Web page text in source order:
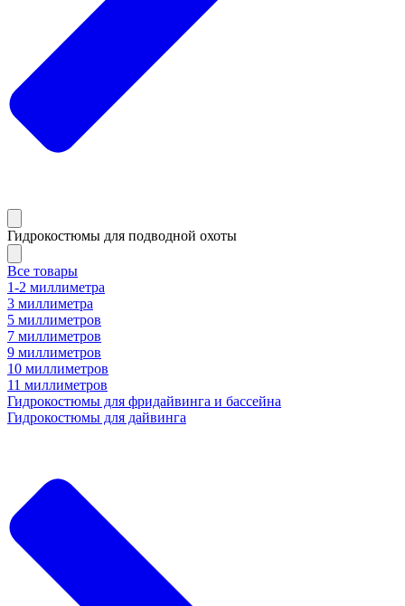
Гидрокостюмы для подводной охоты
Все товары
1-2 миллиметра
3 миллиметра
5 миллиметров
7 миллиметров
9 миллиметров
10 миллиметров
11 миллиметров
Гидрокостюмы для фридайвинга и бассейна
Гидрокостюмы для дайвинга